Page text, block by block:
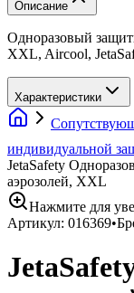
Описание
Одноразовый
XXL, Aircool,
Характеристики
индивидуальной
JetaSafety
аэрозолей, XXL
Нажмите для
Артикул: 016369•